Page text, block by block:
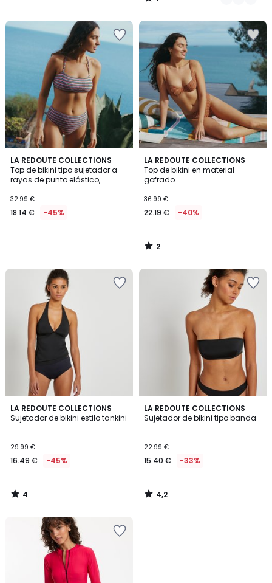
/
LA REDOUTE COLLECTIONS
Top de bikini tipo sujetador a
rayas de punto elástico,
32.99 €
18.14 € -45%
LA REDOUTE COLLECTIONS
Top de bikini en material
gofrado
36.99 €
22.19 € -40%
2
/
5
2
/
LA REDOUTE COLLECTIONS
Sujetador de bikini estilo tankini
29.99 €
16.49 € -45%
4
/
4
/
LA REDOUTE COLLECTIONS
Sujetador de bikini tipo banda
22.99 €
15.40 € -33%
4,2
/ 5
4,2
/